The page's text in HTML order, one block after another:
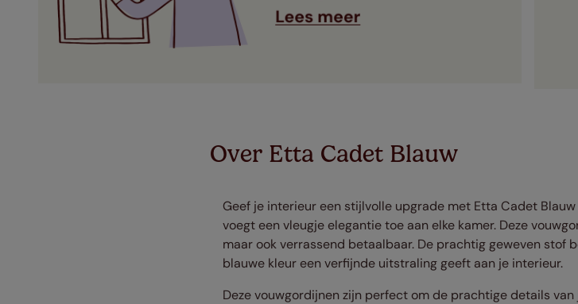
Over Etta Cadet Blauw
Geef je interieur een stijlvolle upgrade met Etta Cadet
voegt een vleugje elegantie toe aan elke kamer. Deze
maar ook verrassend betaalbaar. De prachtig geweven stof
blauwe kleur een verfijnde uitstraling geeft aan je interieur.
Deze vouwgordijnen zijn perfect om de prachtige details